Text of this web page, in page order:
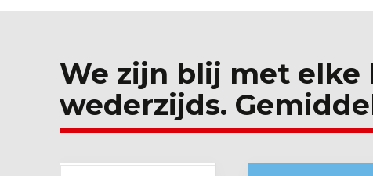
We zijn blij met elke
wederzijds.